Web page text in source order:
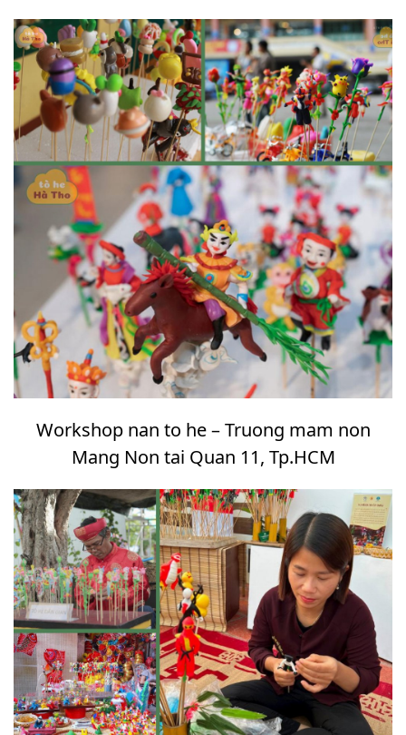
Workshop nan to he – Truong mam non
Mang Non tai Quan 11, Tp.HCM